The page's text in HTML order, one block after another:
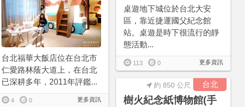
桌遊地下城位於台北大安
區，靠近捷運國父紀念館
站。桌遊是時下很流行的靜
態活動...
更多資訊
113 0
台北福華大飯店位在台北市
仁愛路林蔭大道上，在台北
已深耕多年，2011年評鑑...
更多資訊
4 0
台北
樹火紀念紙博物館(手
約 850 公尺